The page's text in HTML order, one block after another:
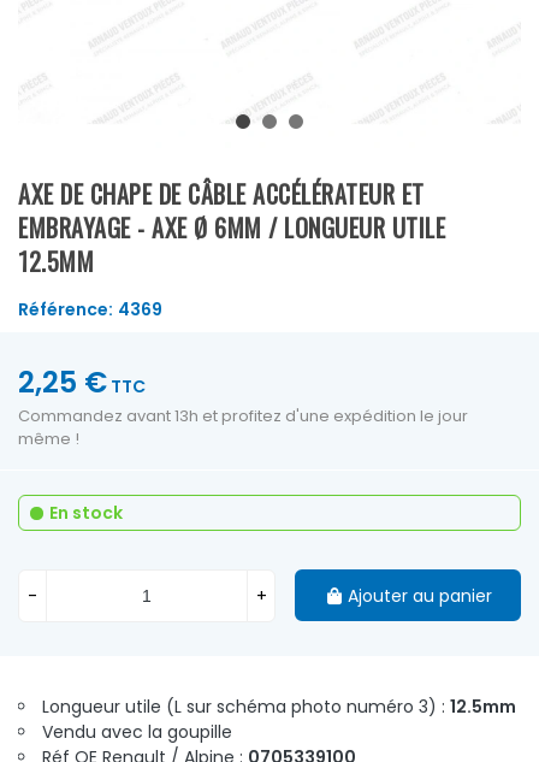
AXE DE CHAPE DE CÂBLE ACCÉLÉRATEUR ET
EMBRAYAGE - AXE Ø 6MM / LONGUEUR UTILE
12.5MM
Référence: 4369
Longueur utile (L sur schéma photo numéro 3) : 12.5mm
Vendu avec la goupille
Réf OE Renault / Alpine : 0705339100
2,25 € TTC
Commandez avant 13h et profitez d'une expédition le jour
même !
En stock
- + Ajouter au panier